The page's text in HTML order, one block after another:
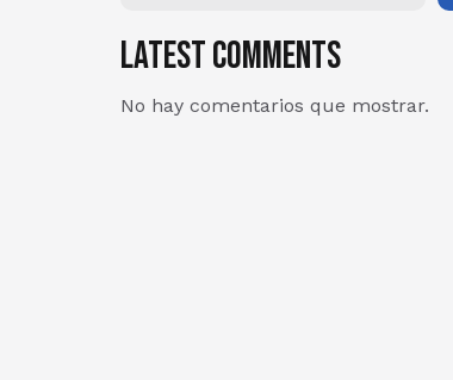
Latest Comments
No hay comentarios que mostrar.